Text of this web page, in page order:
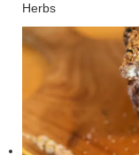
Herbs